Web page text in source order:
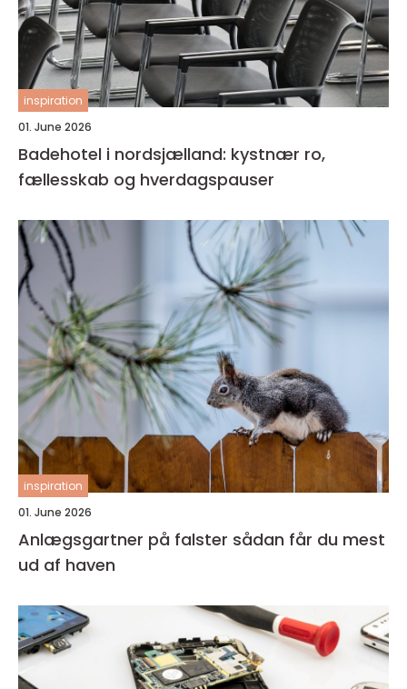
inspiration
01. June 2026
Badehotel i nordsjælland: kystnær ro,
fællesskab og hverdagspauser
inspiration
01. June 2026
Anlægsgartner på falster sådan får du mest
ud af haven